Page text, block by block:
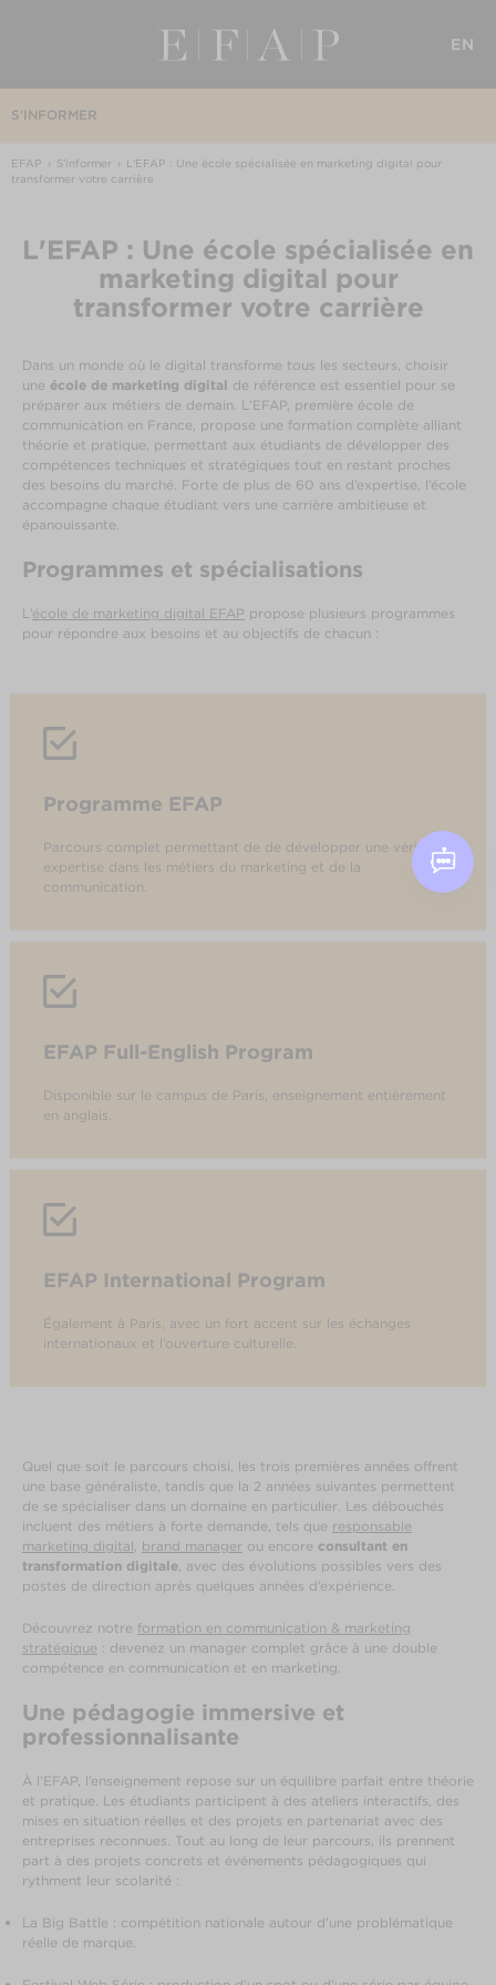
EN
S'INFORMER
EFAP S'informer
L'EFAP : Une école spécialisée en marketing digital pour
transformer votre carrière
L'EFAP : Une école spécialisée en
marketing digital pour
transformer votre carrière
Dans un monde où le digital transforme tous les secteurs, choisir
une école de marketing digital de référence est essentiel pour se
préparer aux métiers de demain. L’EFAP, première école de
communication en France, propose une formation complète alliant
théorie et pratique, permettant aux étudiants de développer des
compétences techniques et stratégiques tout en restant proches
des besoins du marché. Forte de plus de 60 ans d’expertise, l’école
accompagne chaque étudiant vers une carrière ambitieuse et
épanouissante.
Programmes et spécialisations
L’école de marketing digital EFAP propose plusieurs programmes
pour répondre aux besoins et au objectifs de chacun :
Programme EFAP
Parcours complet permettant de de développer une véritable
expertise dans les métiers du marketing et de la
communication.
EFAP Full-English Program
Disponible sur le campus de Paris, enseignement entièrement
en anglais.
EFAP International Program
Également à Paris, avec un fort accent sur les échanges
internationaux et l’ouverture culturelle.
Quel que soit le parcours choisi, les trois premières années offrent
une base généraliste, tandis que la 2 années suivantes permettent
de se spécialiser dans un domaine en particulier. Les débouchés
incluent des métiers à forte demande, tels que responsable
marketing digital, brand manager ou encore consultant en
transformation digitale, avec des évolutions possibles vers des
postes de direction après quelques années d’expérience.
Découvrez notre formation en communication & marketing
stratégique : devenez un manager complet grâce à une double
compétence en communication et en marketing.
Une pédagogie immersive et
professionnalisante
À l’EFAP, l’enseignement repose sur un équilibre parfait entre théorie
et pratique. Les étudiants participent à des ateliers interactifs, des
mises en situation réelles et des projets en partenariat avec des
entreprises reconnues. Tout au long de leur parcours, ils prennent
part à des projets concrets et événements pédagogiques qui
rythment leur scolarité :
La Big Battle : compétition nationale autour d’une problématique
réelle de marque.